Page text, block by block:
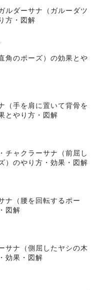
ルダーサナ（ガルーダツ
方・図解
角のポーズ）の効果とや
（手を肩に置いて背骨を
とやり方・図解
チャクラーサナ（前屈し
）のやり方・効果・図解
ナ（腰を回転するポー
図解
サナ（側屈したヤシの木
効果・図解